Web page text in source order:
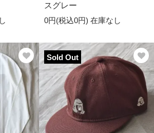
スグレー
0円(税込0円) 在庫なし
Sold Out